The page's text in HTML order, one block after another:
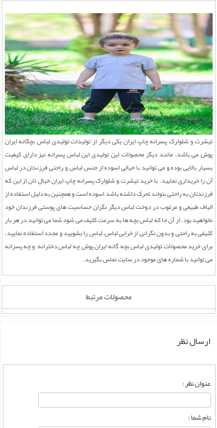
تیشرت و شلوارک پسرانه چاپ ایران یکی دیگر از تولیدات تولیدی لباس بچگانه ایران
پوش می باشد. مانند دیگر محصولات این تولیدی این لباس پسرانه نیز دارای کیفیت
بسیار بالایی بوده و می توانید با خیالی اسوده از جنس لباس و راحتی فرزندان در لباس
آن را خریداری نمایید. با خرید تیشرت و شلوارک پسرانه چاپ ایران خیال تان از این که
فرزندتان به راحتی بتواند تحرک داشته باشد اسوده است و همچنین به دلیل استفاده از
الیاف طبیعی و مرغوب در دوخت لباس دیگر نگران حساسیت های پوستی فرزندان خود
نخواهید بود. از آن جا که لباس بچه ها به سرعت کثیف می شود شما می توانید در هر بار
کثیفی به راحتی و بدون نگرانی از خرابی لباس، لباس را بشویید و مجدد استفاده نمایید.
برای خرید محصولات تولیدی لباس بچه گانه ایران پوش چه لباس دخترانه و چه پسرانه
می توانید با شماره های موجود در سایت تماس بگیرید.
محصولات مرتبط
ارسال نظر
عنوان نظر :
نام شما :